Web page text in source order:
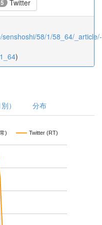
Twitter
58/1/58_64/_article/-
)
） 分布
) Twitter (RT)